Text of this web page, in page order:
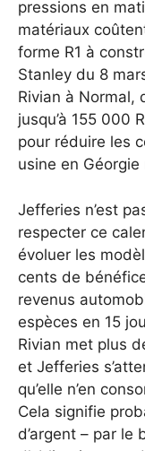
pressions en
matériaux
forme R1 à
Stanley du 8
Rivian à Normal,
jusqu’à 155 000
pour réduire les
usine en
Jefferies n’est
respecter ce
évoluer les
cents de
revenus
espèces en 15
Rivian met plus
et Jefferies
qu’elle n’en
Cela signifie
d’argent – ​​par le